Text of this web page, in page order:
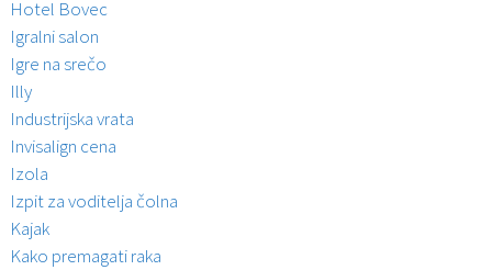
Hotel Bovec
Igralni salon
Igre na srečo
Illy
Industrijska vrata
Invisalign cena
Izola
Izpit za voditelja čolna
Kajak
Kako premagati raka